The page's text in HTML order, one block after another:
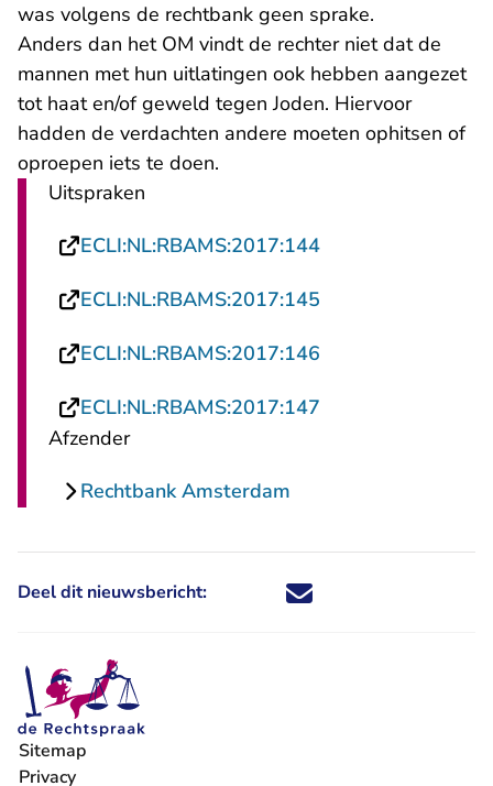
was volgens de rechtbank geen sprake.
Anders dan het OM vindt de rechter niet dat de
mannen met hun uitlatingen ook hebben aangezet
tot haat en/of geweld tegen Joden. Hiervoor
hadden de verdachten andere moeten ophitsen of
oproepen iets te doen.
Uitspraken
ECLI:NL:RBAMS:2017:144- U verlaat
ECLI:NL:RBAMS:2017:145
ECLI:NL:RBAMS:2017:146
ECLI:NL:RBAMS:2017:147
Afzender
Rechtbank Amsterdam
Deel dit nieuwsbericht: Deel dit nieuwsbericht via X -
Deel dit nieuwsbericht via
Deel dit nieuwsbericht
Deel dit
Sitemap
Privacy